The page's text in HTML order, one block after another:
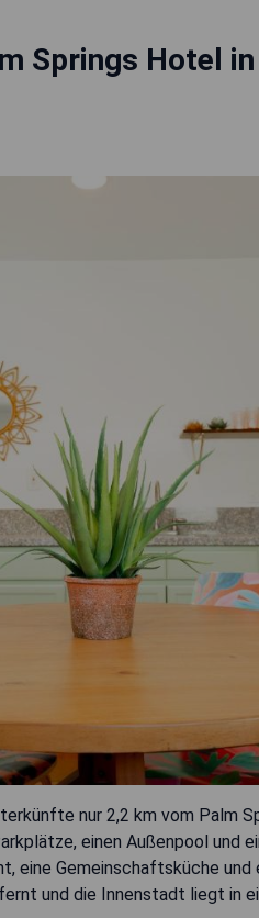
Springs Hotel
nur 2,2 km vom Palm
einen Außenpool und
eine Gemeinschaftsküche
und die Innenstadt liegt in